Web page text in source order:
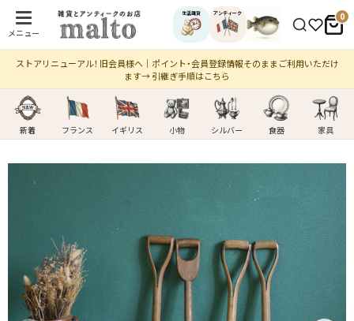
メニュー
生活雑貨 アンティーク 0
ストアリニューアル！ 旧会員様へ｜ポイント・会員登録情報そのままご利用いただけ
ます→ 引継ぎ手順はこちら
新着 フランス イギリス 小物 シルバー 食器 家具